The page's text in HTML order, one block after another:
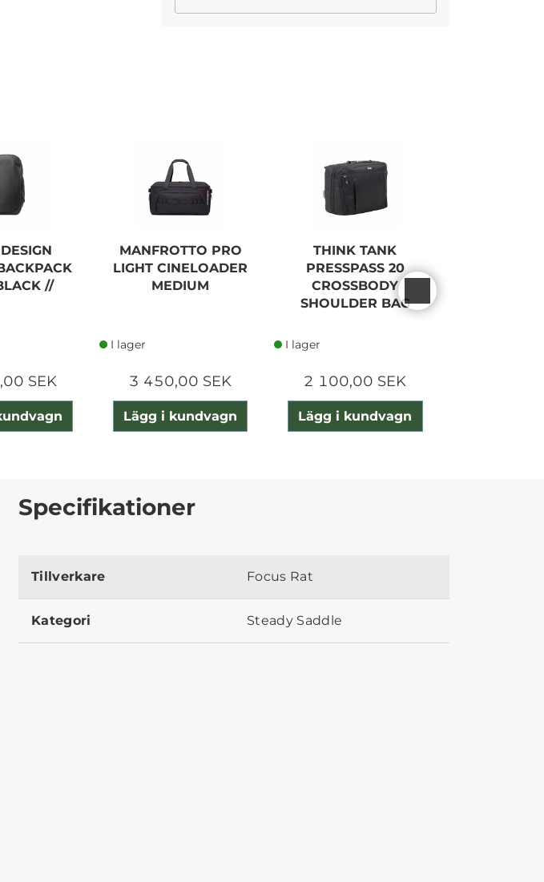
//
SEK
MANFROTTO PRO
LIGHT CINELOADER
MEDIUM
I lager
3 450,00 SEK
Lägg i kundvagn
THINK TANK
PRESSPASS 20
CROSSBODY
SHOULDER BAG
I lager
2 100,00 SEK
Lägg i kundvagn
Specifikationer
Tillverkare Focus Rat
Kategori Steady Saddle